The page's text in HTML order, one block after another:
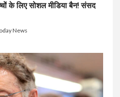
के लिए सोशल मीडिया बैन! संसद
News